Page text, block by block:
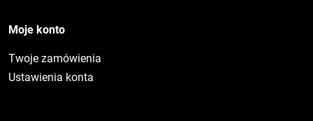
Moje konto
Twoje zamówienia
Ustawienia konta